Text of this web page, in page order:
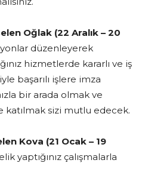
Oğlak (22 Aralık – 20
düzenleyerek
hizmetlerde kararlı ve iş
başarılı işlere imza
bir arada olmak ve
katılmak sizi mutlu edecek.
Kova (21 Ocak – 19
yaptığınız çalışmalarla